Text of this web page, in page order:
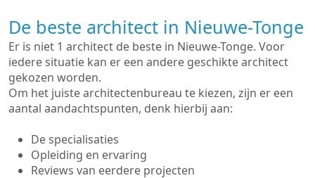
De beste architect in Nieuwe-Tonge
Er is niet 1 architect de beste in Nieuwe-Tonge. Voor
iedere situatie kan er een andere geschikte architect
gekozen worden.
Om het juiste architectenbureau te kiezen, zijn er een
aantal aandachtspunten, denk hierbij aan:
De specialisaties
Opleiding en ervaring
Reviews van eerdere projecten